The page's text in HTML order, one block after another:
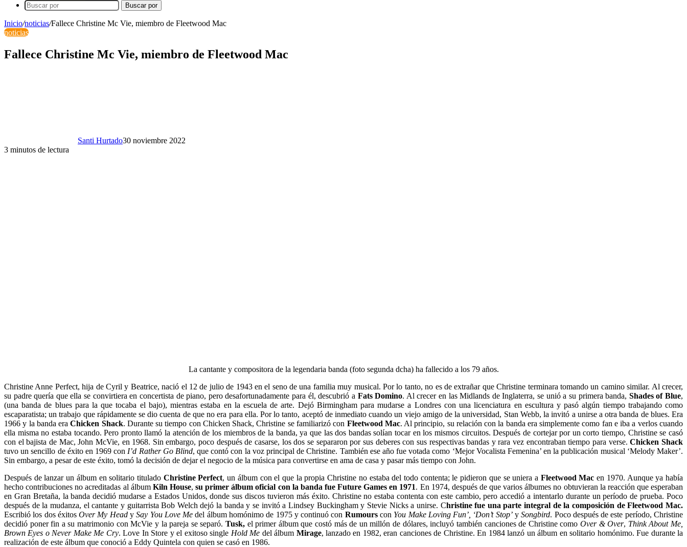
Buscar por
Inicio/noticias/Fallece Christine Mc Vie, miembro de Fleetwood Mac
noticias
Fallece Christine Mc Vie, miembro de Fleetwood Mac
Santi Hurtado30 noviembre 2022
3 minutos de lectura
La cantante y compositora de la legendaria banda (foto segunda dcha) ha fallecido a los 79 años.
Christine Anne Perfect, hija de Cyril y Beatrice, nació el 12 de julio de 1943 en el seno de una familia muy musical. Por lo tanto, no es de extrañar que Christine terminara tomando un camino similar. Al crecer,
su padre quería que ella se convirtiera en concertista de piano, pero desafortunadamente para él, descubrió a Fats Domino. Al crecer en las Midlands de Inglaterra, se unió a su primera banda, Shades of Blue,
(una banda de blues para la que tocaba el bajo), mientras estaba en la escuela de arte. Dejó Birmingham para mudarse a Londres con una licenciatura en escultura y pasó algún tiempo trabajando como
escaparatista; un trabajo que rápidamente se dio cuenta de que no era para ella. Por lo tanto, aceptó de inmediato cuando un viejo amigo de la universidad, Stan Webb, la invitó a unirse a otra banda de blues. Era
1966 y la banda era Chicken Shack. Durante su tiempo con Chicken Shack, Christine se familiarizó con Fleetwood Mac. Al principio, su relación con la banda era simplemente como fan e iba a verlos cuando
ella misma no estaba tocando. Pero pronto llamó la atención de los miembros de la banda, ya que las dos bandas solían tocar en los mismos circuitos. Después de cortejar por un corto tiempo, Christine se casó
con el bajista de Mac, John McVie, en 1968. Sin embargo, poco después de casarse, los dos se separaron por sus deberes con sus respectivas bandas y rara vez encontraban tiempo para verse.Chicken Shack
tuvo un sencillo de éxito en 1969 con I’d Rather Go Blind, que contó con la voz principal de Christine. También ese año fue votada como ‘Mejor Vocalista Femenina’ en la publicación musical ‘Melody Maker’.
Sin embargo, a pesar de este éxito, tomó la decisión de dejar el negocio de la música para convertirse en ama de casa y pasar más tiempo con John.
Después de lanzar un álbum en solitario titulado Christine Perfect, un álbum con el que la propia Christine no estaba del todo contenta; le pidieron que se uniera a Fleetwood Mac en 1970. Aunque ya había
hecho contribuciones no acreditadas al álbum Kiln House, su primer álbum oficial con la banda fue Future Games en 1971. En 1974, después de que varios álbumes no obtuvieran la reacción que esperaban
en Gran Bretaña, la banda decidió mudarse a Estados Unidos, donde sus discos tuvieron más éxito. Christine no estaba contenta con este cambio, pero accedió a intentarlo durante un período de prueba. Poco
después de la mudanza, el cantante y guitarrista Bob Welch dejó la banda y se invitó a Lindsey Buckingham y Stevie Nicks a unirse. Christine fue una parte integral de la composición de Fleetwood Mac.
Escribió los dos éxitosOver My HeadySay You Love Me del álbum homónimo de 1975 y continuó con Rumourscon You Make Loving Fun’, ‘Don’t Stop’ySongbird. Poco después de este período, Christine
decidió poner fin a su matrimonio con McVie y la pareja se separó. Tusk,el primer álbum que costó más de un millón de dólares, incluyó también canciones de Christine como Over & Over, Think About Me,
Brown Eyes o Never Make Me Cry. Love In Store y el exitoso single Hold Me del álbum Mirage, lanzado en 1982, eran canciones de Christine. En 1984 lanzó un álbum en solitario homónimo. Fue durante la
realización de este álbum que conoció a Eddy Quintela con quien se casó en 1986.